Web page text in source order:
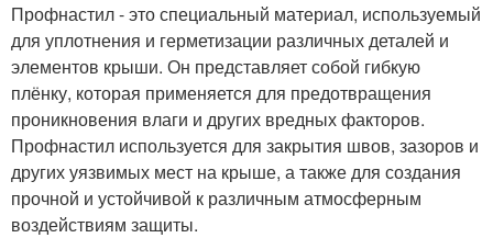
Профнастил - это специальный материал, используемый
для уплотнения и герметизации различных деталей и
элементов крыши. Он представляет собой гибкую
плёнку, которая применяется для предотвращения
проникновения влаги и других вредных факторов.
Профнастил используется для закрытия швов, зазоров и
других уязвимых мест на крыше, а также для создания
прочной и устойчивой к различным атмосферным
воздействиям защиты.